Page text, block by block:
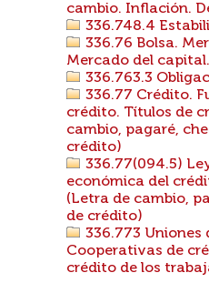
cambio. Inflación.
336.748.4
336.76 Bolsa.
Mercado del
336.763.3
336.77 Crédito.
crédito. Títulos de
cambio, pagaré,
crédito)
336.77(094.5)
económica del
(Letra de cambio,
de crédito)
336.773 Uniones
Cooperativas de
crédito de los